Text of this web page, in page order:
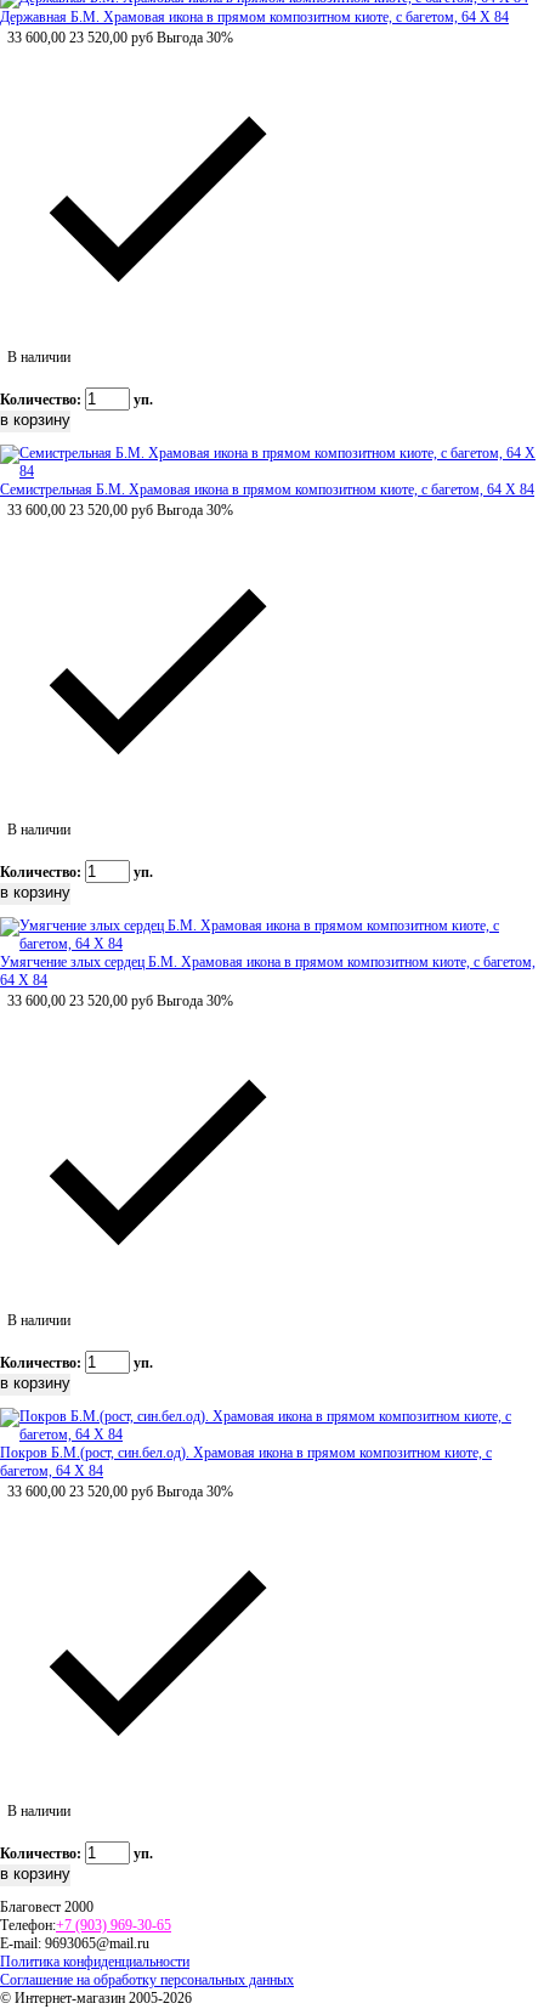
Державная Б.М. Храмовая икона в прямом композитном киоте, с багетом, 64 Х 84
33 600,00 23 520,00 руб Выгода 30%
В наличии
Количество: уп.
Семистрельная Б.М. Храмовая икона в прямом композитном киоте, с багетом, 64 Х 84
33 600,00 23 520,00 руб Выгода 30%
В наличии
Количество: уп.
Умягчение злых сердец Б.М. Храмовая икона в прямом композитном киоте, с багетом,
64 Х 84
33 600,00 23 520,00 руб Выгода 30%
В наличии
Количество: уп.
Покров Б.М.(рост, син.бел.од). Храмовая икона в прямом композитном киоте, с
багетом, 64 Х 84
33 600,00 23 520,00 руб Выгода 30%
В наличии
Количество: уп.
Благовест 2000
Телефон:+7 (903) 969-30-65
E-mail: 9693065@mail.ru
Политика конфиденциальности
Соглашение на обработку персональных данных
© Интернет-магазин 2005-2026